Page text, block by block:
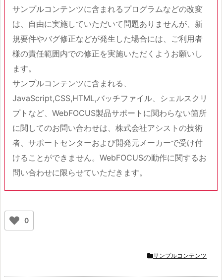
サンプルコンテンツに含まれるプログラムなどの改変
は、自由に実施していただいて問題ありませんが、新
規要件やバグ修正などが発生した場合には、ご利用者
様の責任範囲内での修正を実施いただくようお願いし
ます。
サンプルコンテンツに含まれる、
JavaScript,CSS,HTML,バッチファイル、シェルスクリ
プトなど、WebFOCUS製品サポートに関わらない箇所
に関してのお問い合わせは、株式会社アシストの技術
者、サポートセンターおよび開発元メーカーで受け付
けることができません。WebFOCUSの動作に関するお
問い合わせに限らせていただきます。
0
サンプルコンテンツ